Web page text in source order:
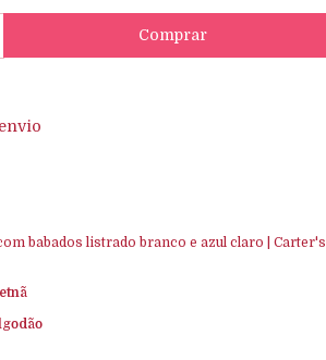
babados listrado branco e azul claro | Carter's